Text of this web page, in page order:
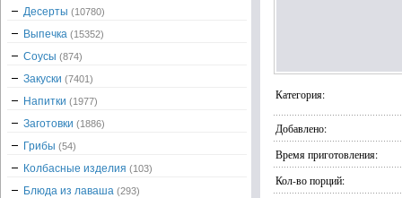
Категория:
Добавлено:
Время приготовления:
Кол-во порций:
Десерты (10780)
Выпечка (15352)
Соусы (874)
Закуски (7401)
Напитки (1977)
Заготовки (1886)
Грибы (54)
Колбасные изделия (103)
Блюда из лаваша (293)